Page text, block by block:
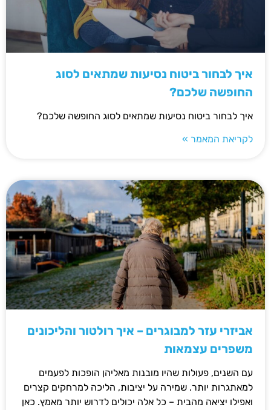
איך לבחור ביטוח נסיעות שמתאים לסוג
החופשה שלכם?
איך לבחור ביטוח נסיעות שמתאים לסוג החופשה שלכם?
לקריאת המאמר »
אביזרי עזר למבוגרים – איך רולטור והליכונים
משפרים עצמאות
עם השנים, פעולות שהיו מובנות מאליהן הופכות לפעמים
למאתגרות יותר. שמירה על יציבות, הליכה למרחקים קצרים
ואפילו יציאה מהבית – כל אלה יכולים לדרוש יותר מאמץ. כאן